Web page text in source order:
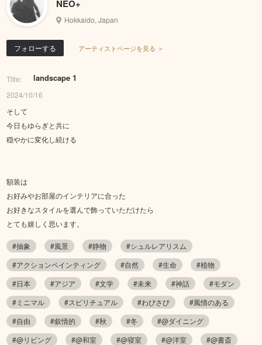
NEO+
Hokkaido, Japan
フォローする アーティストページを見る ＞
Title: landscape 1
2024/10/16
そして
今日もゆらぎと共に
穏やかに変化し続ける
額装は
お好みやお部屋のインテリアに合った
お好きなスタイルを選んで飾っていただけたら
とても嬉しく思います。
#抽象 #風景 #静物
#シュルレアリスム
#アクションペインティング
#自然 #生命
#植物
#日本
#アジア #文学 #未来 #神話
#モダン
#ミニマル
#スピリチュアル #わびさび
#風情のある
#自由
#叙情的 #秋 #冬
#@ダイニング
#@リビング
#@和室 #@寝室 #@洋室
#@書斎